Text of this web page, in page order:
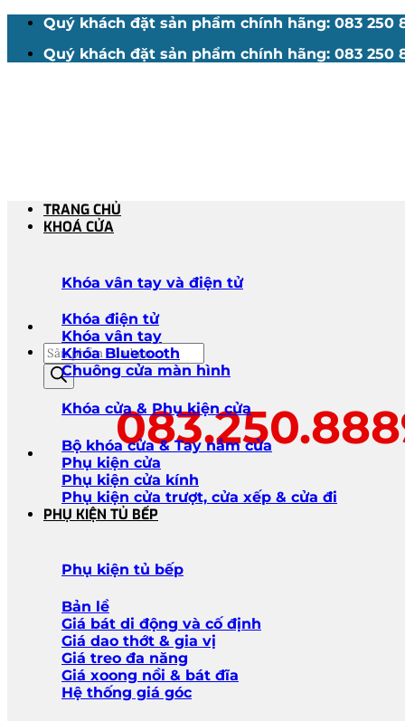
nội
Quý khách đặt sản phẩm chính hãng: 083 250
Quý khách đặt sản phẩm chính hãng: 083 250
Tìm
kiếm
sản
phẩm
TRANG CHỦ
KHOÁ CỬA
Khóa vân tay và điện tử
Khóa điện tử
Khóa vân tay
Khóa Bluetooth
Chuông cửa màn hình
Khóa cửa & Phụ kiện cửa
Bộ khóa cửa & Tay nắm cửa
Phụ kiện cửa
Phụ kiện cửa kính
Phụ kiện cửa trượt, cửa xếp & cửa đi
PHỤ KIỆN TỦ BẾP
Phụ kiện tủ bếp
Bản lề
Giá bát di động và cố định
Giá dao thớt & gia vị
Giá treo đa năng
Giá xoong nồi & bát đĩa
Hệ thống giá góc